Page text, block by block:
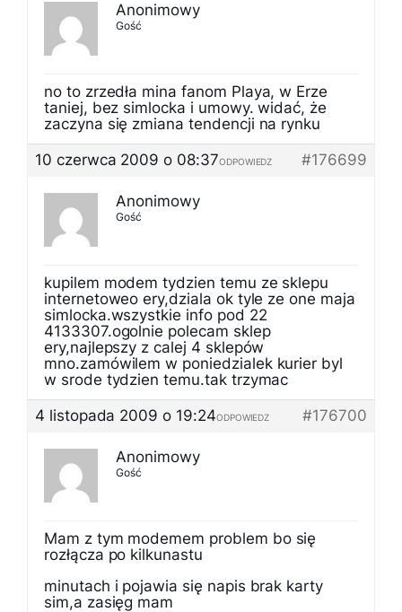
Anonimowy
Gość
no to zrzedła mina fanom Playa, w Erze
taniej, bez simlocka i umowy. widać, że
zaczyna się zmiana tendencji na rynku
10 czerwca 2009 o 08:37
#176699
ODPOWIEDZ
Anonimowy
Gość
kupilem modem tydzien temu ze sklepu
internetoweo ery,dziala ok tyle ze one maja
simlocka.wszystkie info pod 22
4133307.ogolnie polecam sklep
ery,najlepszy z calej 4 sklepów
mno.zamówilem w poniedzialek kurier byl
w srode tydzien temu.tak trzymac
4 listopada 2009 o 19:24
#176700
ODPOWIEDZ
Anonimowy
Gość
Mam z tym modemem problem bo się
rozłącza po kilkunastu
minutach i pojawia się napis brak karty
sim,a zasięg mam